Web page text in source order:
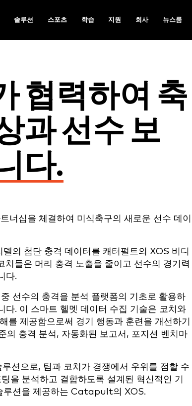
솔루션 스포츠 학습 지원 회사 뉴스룸
협력하여 축
과 선수 보
다.
너십을 체결하여 미식축구의 새로운 선수 데이
의 첨단 충격 데이터를 캐터펄트의 XOS 비디
들은 머리 충격 노출을 줄이고 선수의 경기력
다.
선수의 충격을 분석 플랫폼의 기초로 활용하
. 이 스마트 헬멧 데이터 수집 기술은 코치와
를 제공함으로써 경기 행동과 훈련을 개선하기
의 충격 분석, 자동화된 보고서, 포지션 벤치마
션으로, 팀과 코치가 경쟁에서 우위를 점할 수
을 분석하고 결합하도록 설계된 혁신적인 기
루션을 제공하는 Catapult의 XOS.